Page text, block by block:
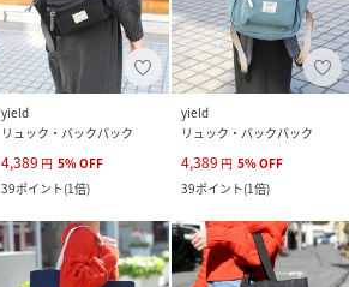
yield
リュック・バックパック
4,389 円 5%OFF
39ポイント(1倍)
yield
リュック・バックパック
4,389 円 5%OFF
39ポイント(1倍)